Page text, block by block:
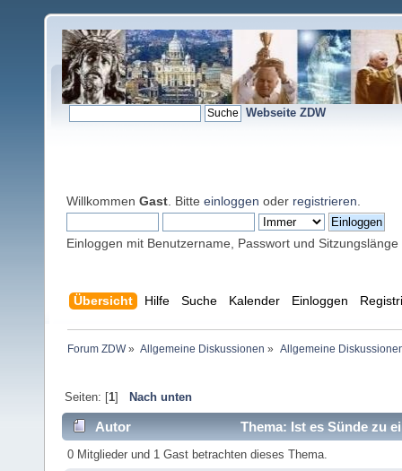
Webseite ZDW
Willkommen Gast . Bitte einloggen oder registrieren
Einloggen mit Benutzername, Passwort und Sitzungslänge
Übersicht Hilfe Suche Kalender Einloggen
Forum ZDW» Allgemeine Diskussionen » Allgemeine
Seiten: [1] Nach unten
Autor
Thema: Ist es Sünde zu
(Gelesen 9642 mal)
0 Mitglieder und 1 Gast betrachten dieses Thema.